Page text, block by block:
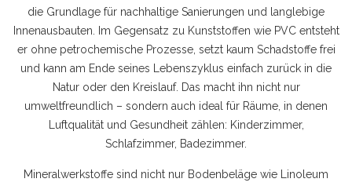
die Grundlage für nachhaltige Sanierungen und langlebige
Innenausbauten.
Im Gegensatz zu Kunststoffen wie PVC entsteht
er ohne petrochemische Prozesse, setzt kaum Schadstoffe frei
und kann am Ende seines Lebenszyklus einfach zurück in die
Natur oder den Kreislauf. Das macht ihn nicht nur
umweltfreundlich – sondern auch ideal für Räume, in denen
Luftqualität und Gesundheit zählen: Kinderzimmer,
Schlafzimmer, Badezimmer.
Mineralwerkstoffe sind nicht nur Bodenbeläge wie Linoleum